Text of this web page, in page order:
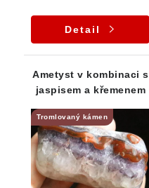
Detail
Ametyst v kombinaci s
jaspisem a křemenem
Tromlovaný kámen